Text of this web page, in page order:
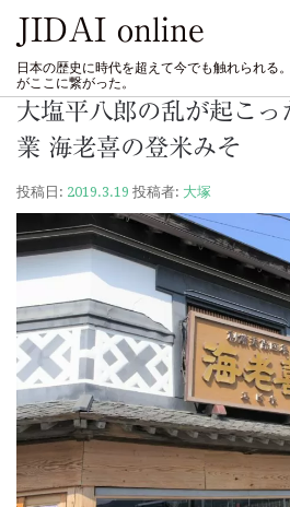
JIDAI online
日本の歴史に時代を超えて今でも触れられる
がここに繋がった。
大塩平八郎の乱が起こっ
業 海老喜の登米みそ
投稿日: 2019.3.19 投稿者: 大塚